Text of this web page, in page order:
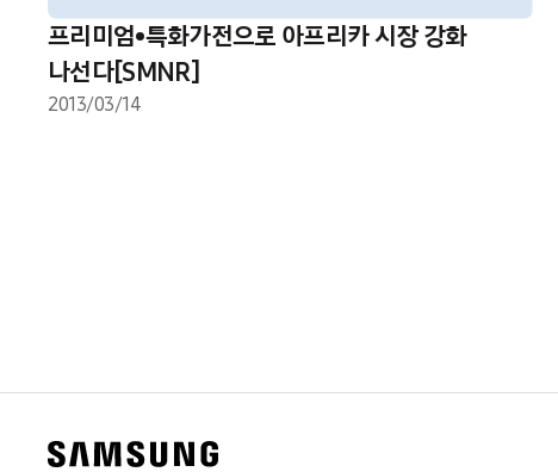
프리미엄•특화가전으로 아프리카 시장 강화
나선다[SMNR]
2013/03/14